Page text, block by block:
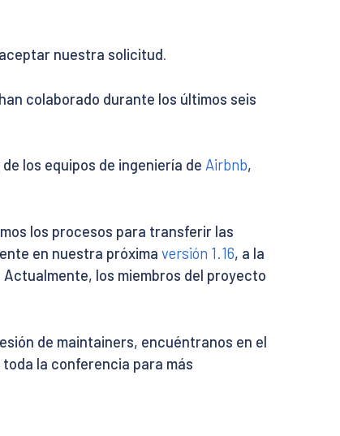
nuestra solicitud.
colaborado durante los últimos seis
de los equipos de ingeniería de Airbnb,
los procesos para transferir las
en nuestra próxima versión 1.16, a la
los miembros del proyecto
de maintainers, encuéntranos en el
la conferencia para más